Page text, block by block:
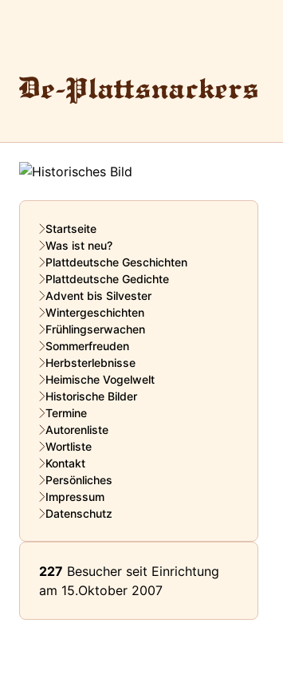
Startseite
Was ist neu?
Plattdeutsche Geschichten
Plattdeutsche Gedichte
Advent bis Silvester
Wintergeschichten
Frühlingserwachen
Sommerfreuden
Herbsterlebnisse
Heimische Vogelwelt
Historische Bilder
Termine
Autorenliste
Wortliste
Kontakt
Persönliches
Impressum
Datenschutz
227 Besucher seit Einrichtung
am 15.Oktober 2007